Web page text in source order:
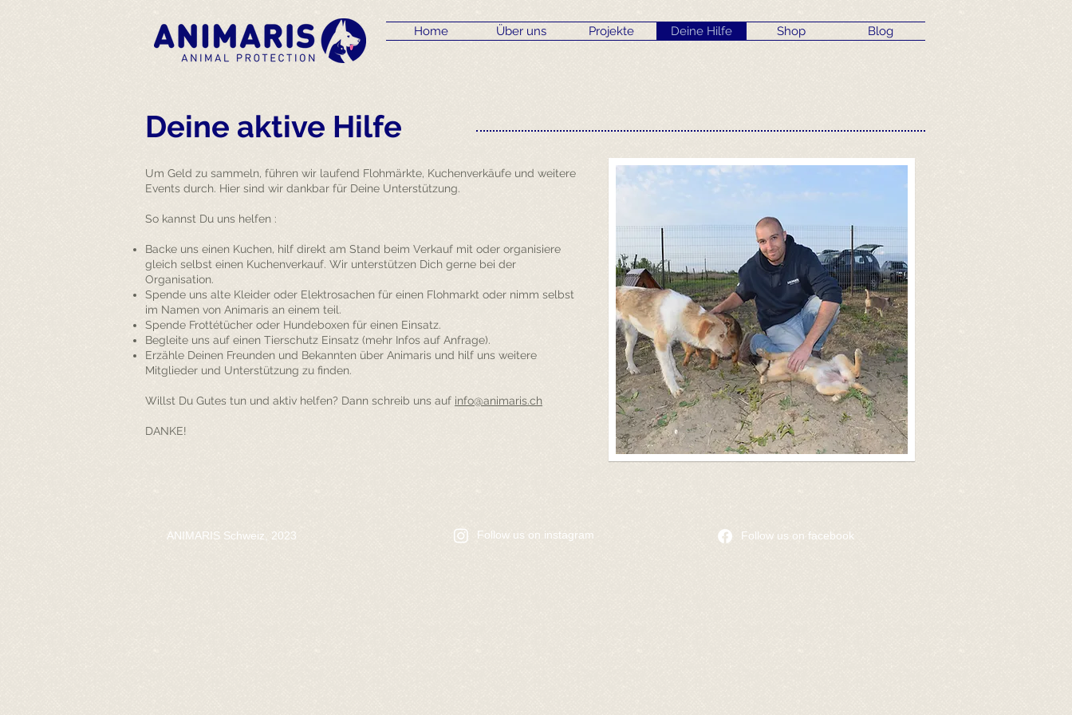
Home Über uns Projekte Deine Hilfe Shop Blog
Deine aktive Hilfe
Um Geld zu sammeln, führen wir laufend Flohmärkte, Kuchenverkäufe und weitere
Events durch. Hier sind wir dankbar für Deine Unterstützung.
So kannst Du uns helfen :
Backe uns einen Kuchen, hilf direkt am Stand beim Verkauf mit oder organisiere
gleich selbst einen Kuchenverkauf. Wir unterstützen Dich gerne bei der
Organisation.
Spende uns alte Kleider oder Elektrosachen für einen Flohmarkt oder nimm selbst
im Namen von Animaris an einem teil.
Spende Frottétücher oder Hundeboxen für einen Einsatz.
Begleite uns auf einen Tierschutz Einsatz (mehr Infos auf Anfrage).
Erzähle Deinen Freunden und Bekannten über Animaris und hilf uns weitere
Mitglieder und Unterstützung zu finden.
Willst Du Gutes tun und aktiv helfen? Dann schreib uns auf info@animaris.ch
DANKE!
ANIMARIS Schweiz, 2023 ​Follow us on instagram ​Follow us on facebook